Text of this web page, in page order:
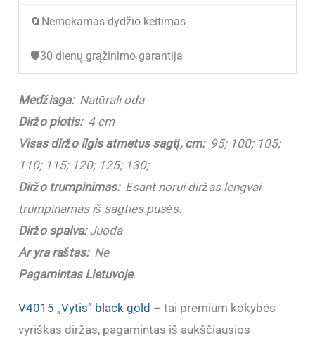
V4015
🔄 Nemokamas dydžio keitimas
🛡️30 dienų grąžinimo garantija
Medžiaga: Natūrali oda
Diržo plotis:4 cm
Visas diržo ilgis atmetus sagtį, cm: 95; 100; 105;
110; 115; 120; 125; 130;
Diržo trumpinimas:Esant norui diržas lengvai
trumpinamas iš sagties pusės.
Diržo spalva:Juoda
Ar yra raštas:Ne
Pagamintas Lietuvoje.
V4015 „Vytis” black gold – tai premium kokybės
vyriškas diržas, pagamintas iš aukščiausios